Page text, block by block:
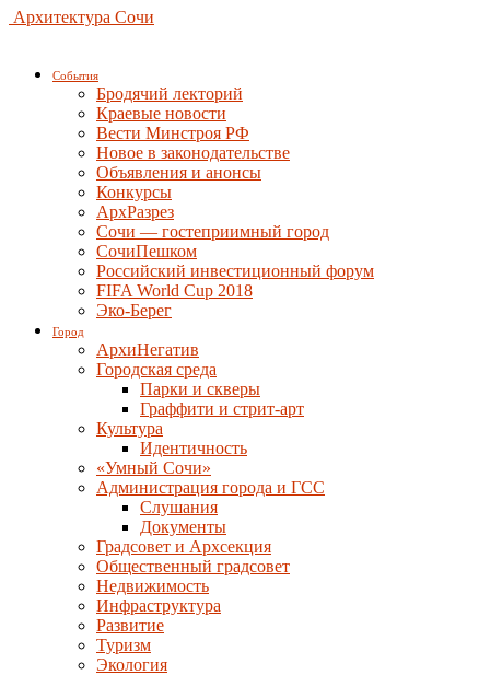
Архитектура Сочи
События
Бродячий лекторий
Краевые новости
Вести Минстроя РФ
Новое в законодательстве
Объявления и анонсы
Конкурсы
АрхРазрез
Сочи — гостеприимный город
СочиПешком
Российский инвестиционный форум
FIFA World Cup 2018
Эко-Берег
Город
АрхиНегатив
Городская среда
Парки и скверы
Граффити и стрит-арт
Культура
Идентичность
«Умный Сочи»
Администрация города и ГСС
Слушания
Документы
Градсовет и Архсекция
Общественный градсовет
Недвижимость
Инфраструктура
Развитие
Туризм
Экология